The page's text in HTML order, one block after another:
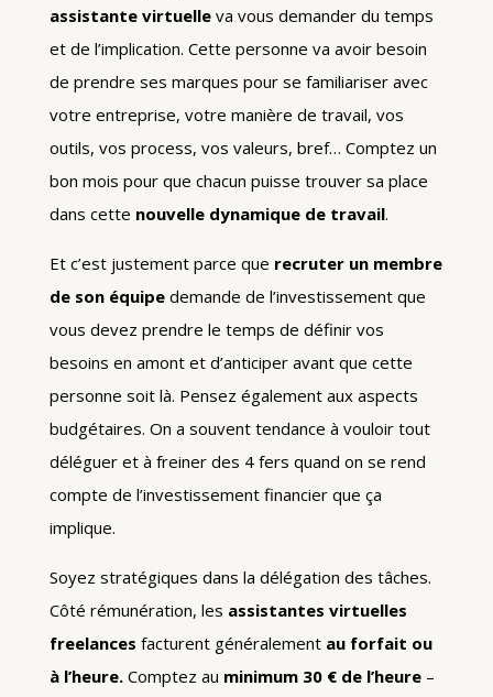
assistante virtuelleva vous demander du temps
et de l’implication. Cette personne va avoir besoin
de prendre ses marques pour se familiariser avec
votre entreprise, votre manière de travail, vos
outils, vos process, vos valeurs, bref… Comptez un
bon mois pour que chacun puisse trouver sa place
dans cette nouvelle dynamique de travail.
Et c’est justement parce que recruter un membre
de son équipedemande de l’investissement que
vous devez prendre le temps de définir vos
besoins en amont et d’anticiper avant que cette
personne soit là. Pensez également aux aspects
budgétaires. On a souvent tendance à vouloir tout
déléguer et à freiner des 4 fers quand on se rend
compte de l’investissement financier que ça
implique.
Soyez stratégiques dans la délégation des tâches.
Côté rémunération, les assistantes virtuelles
freelances facturent généralement au forfait ou
à l’heure.Comptez au minimum 30 € de l’heure–